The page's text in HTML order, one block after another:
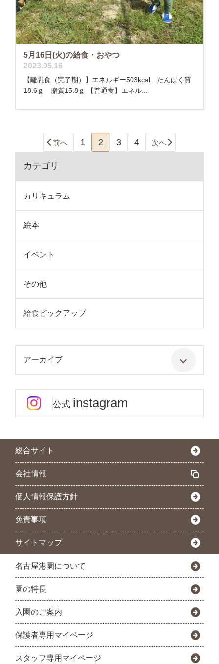
5月16日(火)の給食・おやつ
2023.05.16
【離乳食（完了期）】エネルギー503kcal たんぱく質
18.6ｇ 脂質15.8ｇ 【普通食】エネル...
前へ 1 2 3 4 次へ
カテゴリ
カリキュラム
絵本
イベント
その他
給食ピックアップ
アーカイブ
公式 instagram
総合サイト
会社情報
個人情報保護方針
免責事項
サイトマップ
名古屋港園について
園の特長
入園のご案内
保護者専用マイページ
スタッフ専用マイページ